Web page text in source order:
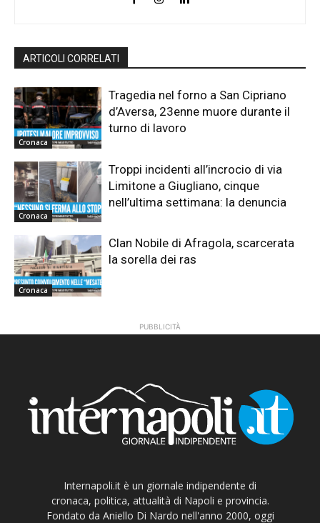
ARTICOLI CORRELATI
Cronaca
Tragedia nel forno a San Cipriano
d’Aversa, 23enne muore durante il
turno di lavoro
Cronaca
Troppi incidenti all’incrocio di via
Limitone a Giugliano, cinque
nell’ultima settimana: la denuncia
Cronaca
Clan Nobile di Afragola, scarcerata
la sorella dei ras
PUBBLICITÀ
Internapoli.it è un giornale indipendente di
cronaca, politica, attualità di Napoli e provincia.
Fondato da Aniello Di Nardo nell'anno 2000, oggi